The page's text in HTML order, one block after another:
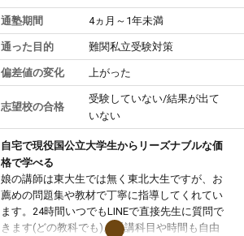
通塾期間 4ヵ月～1年未満
通った目的 難関私立受験対策
偏差値の変化 上がった
志望校の合格
受験していない/結果が出て
いない
自宅で現役国公立大学生からリーズナブルな価
格で学べる
娘の講師は東大生では無く東北大生ですが、お
薦めの問題集や教材で丁寧に指導してくれてい
ます。24時間いつでもLINEで直接先生に質問で
きます(どの教科でも)。受講科目や時間も自由